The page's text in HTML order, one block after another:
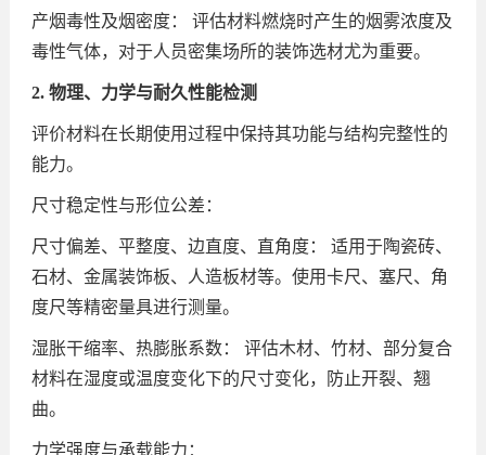
产烟毒性及烟密度： 评估材料燃烧时产生的烟雾浓度及
毒性气体，对于人员密集场所的装饰选材尤为重要。
2. 物理、力学与耐久性能检测
评价材料在长期使用过程中保持其功能与结构完整性的
能力。
尺寸稳定性与形位公差：
尺寸偏差、平整度、边直度、直角度： 适用于陶瓷砖、
石材、金属装饰板、人造板材等。使用卡尺、塞尺、角
度尺等精密量具进行测量。
湿胀干缩率、热膨胀系数： 评估木材、竹材、部分复合
材料在湿度或温度变化下的尺寸变化，防止开裂、翘
曲。
力学强度与承载能力：